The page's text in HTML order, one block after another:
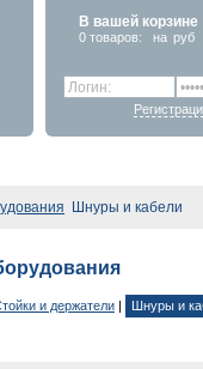
В вашей корзине
0 товаров: на руб
Шнуры и кабели
и держатели | Шнуры и